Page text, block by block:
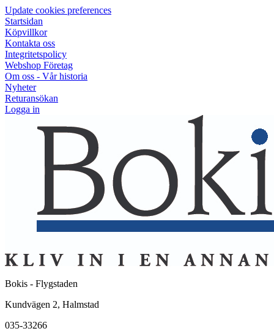
Update cookies preferences
Startsidan
Köpvillkor
Kontakta oss
Integritetspolicy
Webshop Företag
Om oss - Vår historia
Nyheter
Returansökan
Logga in
Bokis - Flygstaden
Kundvägen 2, Halmstad
035-33266